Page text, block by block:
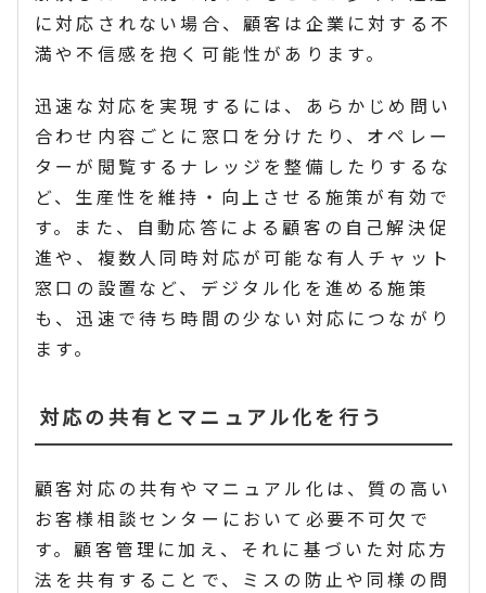
に対応されない場合、顧客は企業に対する不
満や不信感を抱く可能性があります。
迅速な対応を実現するには、あらかじめ問い
合わせ内容ごとに窓口を分けたり、オペレー
ターが閲覧するナレッジを整備したりするな
ど、生産性を維持・向上させる施策が有効で
す。また、自動応答による顧客の自己解決促
進や、複数人同時対応が可能な有人チャット
窓口の設置など、デジタル化を進める施策
も、迅速で待ち時間の少ない対応につながり
ます。
対応の共有とマニュアル化を行う
顧客対応の共有やマニュアル化は、質の高い
お客様相談センターにおいて必要不可欠で
す。顧客管理に加え、それに基づいた対応方
法を共有することで、ミスの防止や同様の問